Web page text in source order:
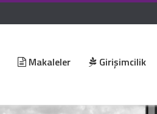
Makaleler Girişimcilik